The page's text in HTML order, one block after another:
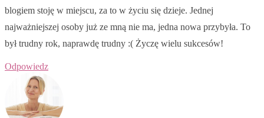
blogiem stoję w miejscu, za to w życiu się dzieje. Jednej
najważniejszej osoby już ze mną nie ma, jedna nowa przybyła. To
był trudny rok, naprawdę trudny :( Życzę wielu sukcesów!
Odpowiedz